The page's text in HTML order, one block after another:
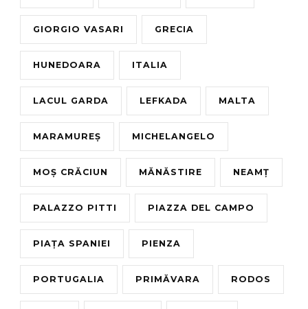
GIORGIO VASARI GRECIA
HUNEDOARA ITALIA
LACUL GARDA LEFKADA MALTA
MARAMUREȘ MICHELANGELO
MOȘ CRĂCIUN MĂNĂSTIRE NEAMȚ
PALAZZO PITTI PIAZZA DEL CAMPO
PIAȚA SPANIEI PIENZA
PORTUGALIA PRIMĂVARA RODOS